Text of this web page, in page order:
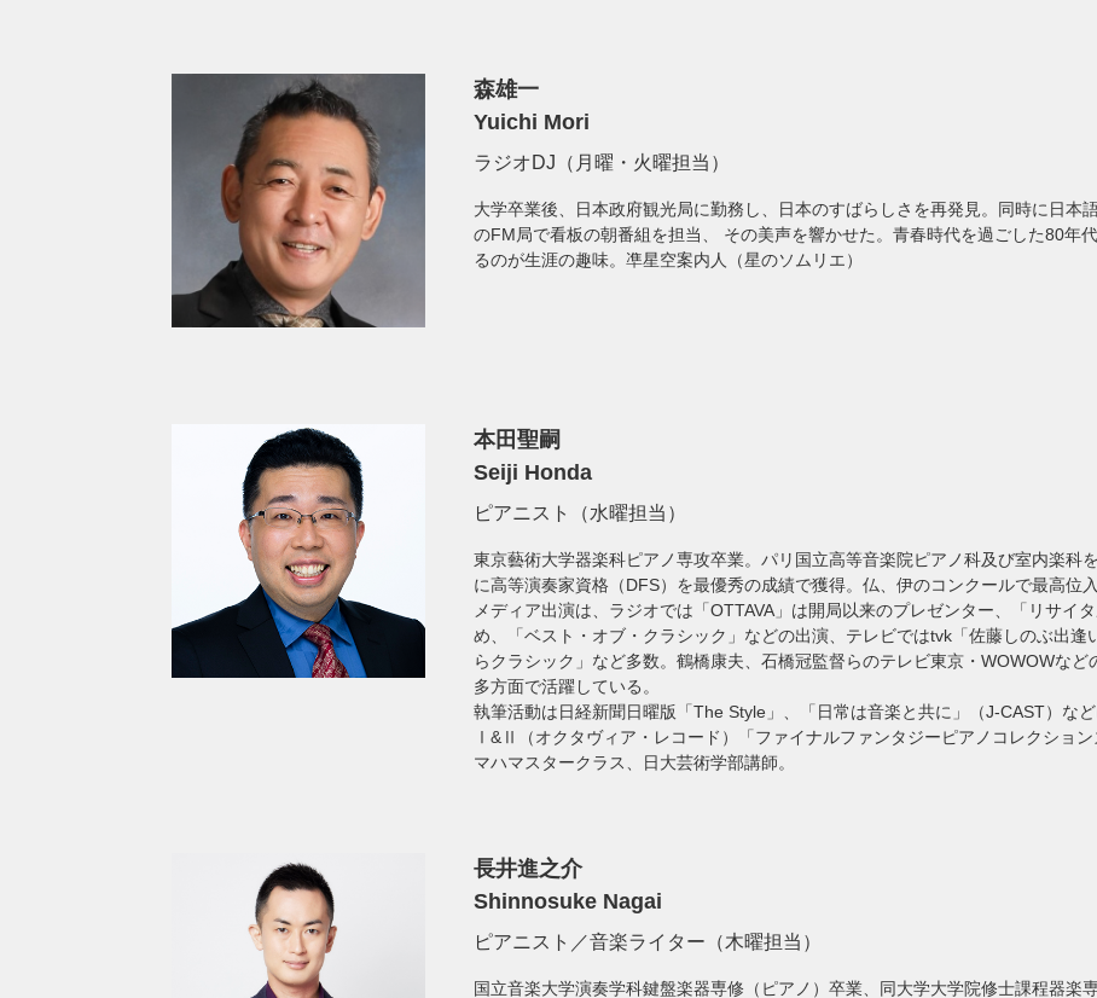
森雄一
Yuichi Mori
ラジオDJ（月曜・火曜担当）
大学卒業後、日本政府観光局に勤務し、日本のすばらしさを再発見。同時に日本
のFM局で看板の朝番組を担当、 その美声を響かせた。青春時代を過ごした80年
るのが生涯の趣味。凖星空案内人（星のソムリエ）
本田聖嗣
Seiji Honda
ピアニスト（水曜担当）
東京藝術大学器楽科ピアノ専攻卒業。パリ国立高等音楽院ピアノ科及び室内楽科
に高等演奏家資格（DFS）を最優秀の成績で獲得。仏、伊のコンクールで最高位
メディア出演は、ラジオでは「OTTAVA」は開局以来のプレゼンター、「リサイ
め、「ベスト・オブ・クラシック」などの出演、テレビではtvk「佐藤しのぶ出
らクラシック」など多数。鶴橋康夫、石橋冠監督らのテレビ東京・WOWOWなど
多方面で活躍している。
執筆活動は日経新聞日曜版「The Style」、「日常は音楽と共に」（J-CAST）な
Ⅰ&Ⅱ（オクタヴィア・レコード）「ファイナルファンタジーピアノコレクショ
マハマスタークラス、日大芸術学部講師。
長井進之介
Shinnosuke Nagai
ピアニスト／音楽ライター（木曜担当）
国立音楽大学演奏学科鍵盤楽器専修（ピアノ）卒業、同大学大学院修士課程器楽